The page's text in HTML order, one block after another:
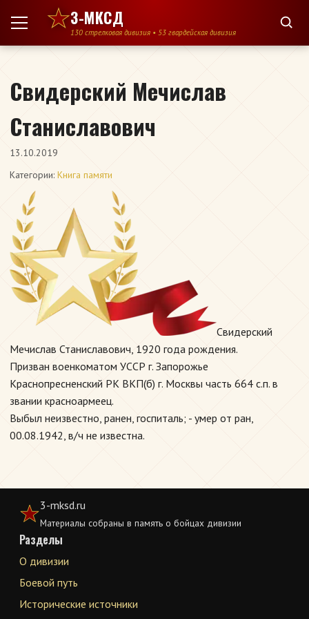
Перейти к содержимому
3-МКСД
130 стрелковая дивизия • 53 гвардейская дивизия
Свидерский Мечислав
Станиславович
13.10.2019
Категории: Книга памяти
Свидерский
Мечислав Станиславович, 1920 года рождения.
Призван военкоматом УССР г. Запорожье
Краснопресненский РК ВКП(б) г. Москвы часть 664 с.п. в
звании красноармеец.
Выбыл неизвестно, ранен, госпиталь; - умер от ран,
00.08.1942, в/ч не известна.
3-mksd.ru
Материалы собраны в память о бойцах дивизии
Разделы
О дивизии
Боевой путь
Исторические источники